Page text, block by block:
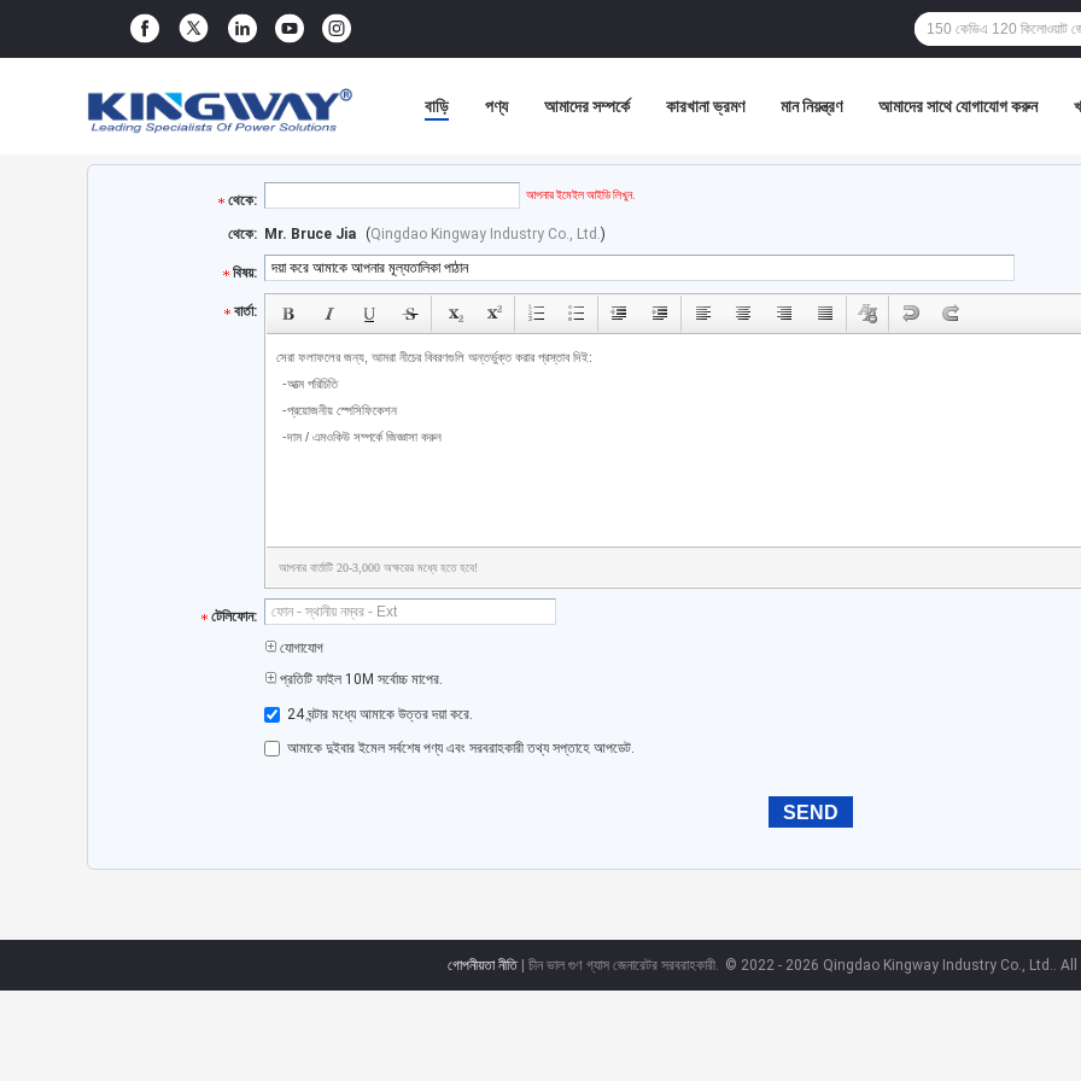
বাড়ি পণ্য আমাদের সম্পর্কে কারখানা ভ্রমণ মান নিয়ন্ত্রণ আমাদের সাথে যোগাযোগ করুন
থেকে: আপনার ইমেইল আইডি লিখুন.
থেকে: Mr. Bruce Jia (Qingdao Kingway Industry Co., Ltd.)
বিষয়:
বার্তা:
আপনার বার্তাটি 20-3,000 অক্ষরের মধ্যে হতে হবে!
টেলিফোন:
যোগাযোগ
প্রতিটি ফাইল 10M সর্বোচ্চ মাপের.
24 ঘন্টার মধ্যে আমাকে উত্তর দয়া করে.
আমাকে দুইবার ইমেল সর্বশেষ পণ্য এবং সরবরাহকারী তথ্য সপ্তাহে আপডেট.
গোপনীয়তা নীতি | চীন ভাল গুণ গ্যাস জেনারেটর সরবরাহকারী. © 2022 - 2026 Qingdao Kingway Industry Co., Ltd.. All